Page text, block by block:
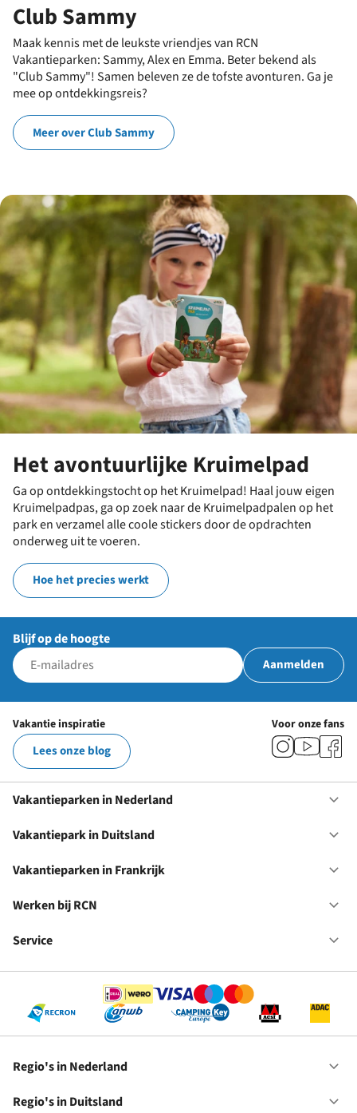
Club Sammy
Maak kennis met de leukste vriendjes van RCN
Vakantieparken: Sammy, Alex en Emma. Beter bekend als
"Club Sammy"! Samen beleven ze de tofste avonturen. Ga je
mee op ontdekkingsreis?
Meer over Club Sammy
Het avontuurlijke Kruimelpad
Ga op ontdekkingstocht op het Kruimelpad! Haal jouw eigen
Kruimelpadpas, ga op zoek naar de Kruimelpadpalen op het
park en verzamel alle coole stickers door de opdrachten
onderweg uit te voeren.
Hoe het precies werkt
Blijf op de hoogte
Aanmelden
Vakantie inspiratie
Lees onze blog
Voor onze fans
Vakantieparken in Nederland
Vakantiepark in Duitsland
Vakantieparken in Frankrijk
Werken bij RCN
Service
Regio's in Nederland
Regio's in Duitsland